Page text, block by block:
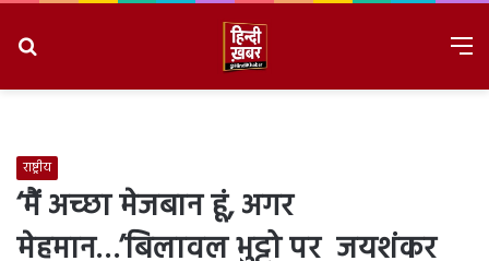
राष्ट्रीय
‘मैं अच्छा मेजबान हूं, अगर
मेहमान…’बिलावल भुट्टो पर जयशंकर